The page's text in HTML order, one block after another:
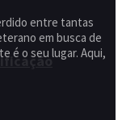
entre tantas
em busca de
é o seu lugar. Aqui,